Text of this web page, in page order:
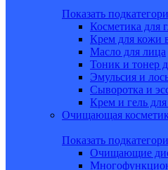
Показать
Косметика для
Крем для кожи
Масло для лица
Тоник и тонер
Эмульсия и
Сыворотка и
Крем и гель
Очищающая
Показать
Очищающие